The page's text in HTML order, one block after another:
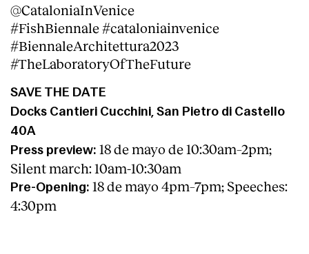
@CataloniaInVenice
#FishBiennale #cataloniainvenice
#BiennaleArchitettura2023
#TheLaboratoryOfTheFuture
SAVE THE DATE
Docks Cantieri Cucchini, San Pietro di Castello
40A
Press preview: 18 de mayo de 10:30am–2pm;
Silent march: 10am-10:30am
Pre-Opening: 18 de mayo 4pm–7pm; Speeches:
4:30pm